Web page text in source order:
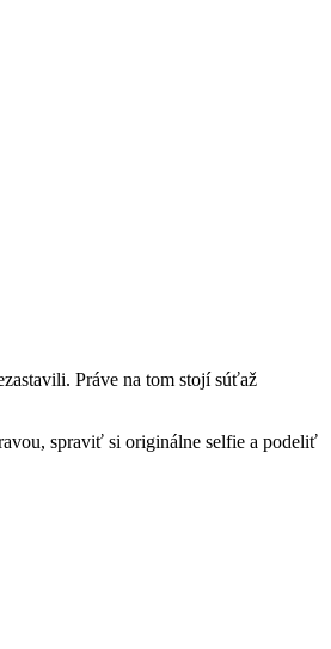
Práve na tom stojí súťaž
spraviť si originálne selfie a podeliť